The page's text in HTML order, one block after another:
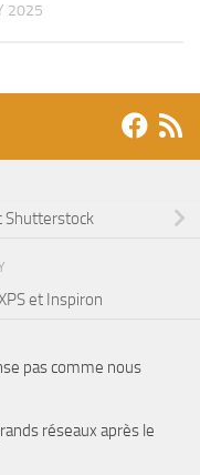
2025
Shutterstock
et Inspiron
pas comme nous
réseaux après le